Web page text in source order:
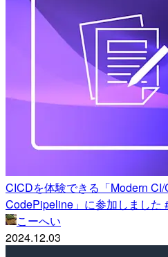
CICDを体験できる「Modern
CodePipeline」に参加しました
こーへい
2024.12.03